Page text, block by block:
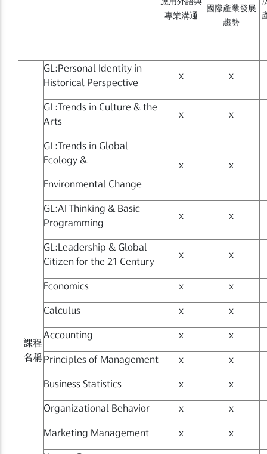
專業溝通
國際產業發展
趨勢
課程
名稱
GL:Personal Identity in
Historical Perspective
x x
GL:Trends in Culture & the
Arts
x x
GL:Trends in Global
Ecology &
Environmental Change
x x
GL:AI Thinking & Basic
Programming
x x
GL:Leadership & Global
Citizen for the 21 Century
x x
Economics x x
Calculus x x
Accounting x x
Principles of Management x x
Business Statistics x x
Organizational Behavior x x
Marketing Management x x